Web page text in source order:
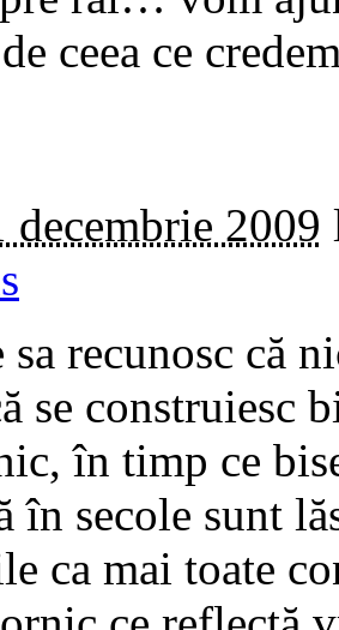
ceea ce
decembrie 2009
sa recunosc că
se construiesc
în timp ce
în secole sunt
ca mai toate